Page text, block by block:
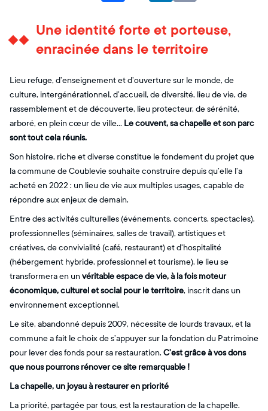
Une identité forte et porteuse,
enracinée dans le territoire
Lieu refuge, d’enseignement et d’ouverture sur le monde, de
culture, intergénérationnel, d’accueil, de diversité, lieu de vie, de
rassemblement et de découverte, lieu protecteur, de sérénité,
arboré, en plein cœur de ville… Le couvent, sa chapelle et son parc
sont tout cela réunis.
Son histoire, riche et diverse constitue le fondement du projet que
la commune de Coublevie souhaite construire depuis qu’elle l’a
acheté en 2022 : un lieu de vie aux multiples usages, capable de
répondre aux enjeux de demain.
Entre des activités culturelles (événements, concerts, spectacles),
professionnelles (séminaires, salles de travail), artistiques et
créatives, de convivialité (café, restaurant) et d'hospitalité
(hébergement hybride, professionnel et tourisme), le lieu se
transformera en unvéritable espace de vie, à la fois moteur
économique, culturel et social pour le territoire, inscrit dans un
environnement exceptionnel.
Le site, abandonné depuis 2009, nécessite de lourds travaux, et la
commune a fait le choix de s’appuyer sur la fondation du Patrimoine
pour lever des fonds pour sa restauration. C’est grâce à vos dons
que nous pourrons rénover ce site remarquable !
La chapelle, un joyau à restaurer en priorité
La priorité, partagée par tous, est la restauration de la chapelle.